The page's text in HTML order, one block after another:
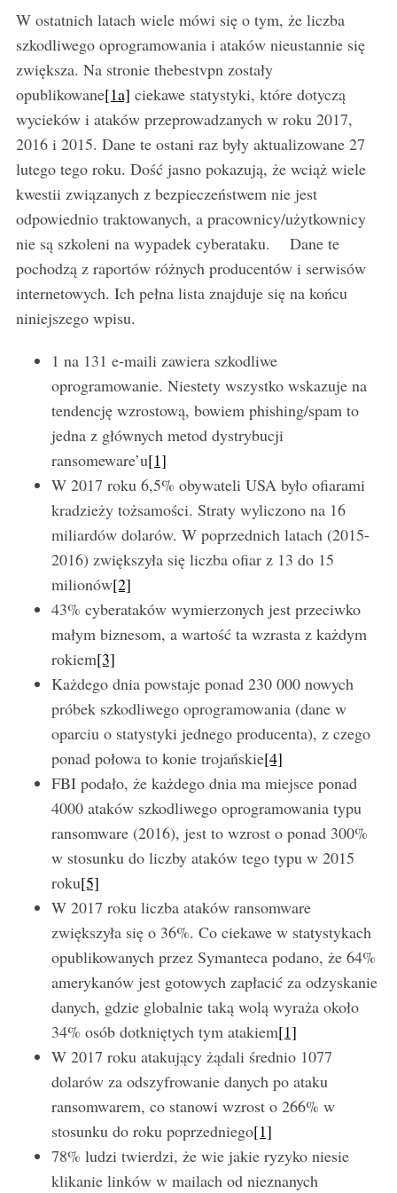
W ostatnich latach wiele mówi się o tym, że liczba
szkodliwego oprogramowania i ataków nieustannie się
zwiększa. Na stronie thebestvpn zostały
opublikowane[1a] ciekawe statystyki, które dotyczą
wycieków i ataków przeprowadzanych w roku 2017,
2016 i 2015. Dane te ostani raz były aktualizowane 27
lutego tego roku. Dość jasno pokazują, że wciąż wiele
kwestii związanych z bezpieczeństwem nie jest
odpowiednio traktowanych, a pracownicy/użytkownicy
nie są szkoleni na wypadek cyberataku. Dane te
pochodzą z raportów różnych producentów i serwisów
internetowych. Ich pełna lista znajduje się na końcu
niniejszego wpisu.
1 na 131 e-maili zawiera szkodliwe
oprogramowanie. Niestety wszystko wskazuje na
tendencję wzrostową, bowiem phishing/spam to
jedna z głównych metod dystrybucji
ransomeware’u[1]
W 2017 roku 6,5% obywateli USA było ofiarami
kradzieży tożsamości. Straty wyliczono na 16
miliardów dolarów. W poprzednich latach (2015-
2016) zwiększyła się liczba ofiar z 13 do 15
milionów[2]
43% cyberataków wymierzonych jest przeciwko
małym biznesom, a wartość ta wzrasta z każdym
rokiem[3]
Każdego dnia powstaje ponad 230 000 nowych
próbek szkodliwego oprogramowania (dane w
oparciu o statystyki jednego producenta), z czego
ponad połowa to konie trojańskie[4]
FBI podało, że każdego dnia ma miejsce ponad
4000 ataków szkodliwego oprogramowania typu
ransomware (2016), jest to wzrost o ponad 300%
w stosunku do liczby ataków tego typu w 2015
roku[5]
W 2017 roku liczba ataków ransomware
zwiększyła się o 36%. Co ciekawe w statystykach
opublikowanych przez Symanteca podano, że 64%
amerykanów jest gotowych zapłacić za odzyskanie
danych, gdzie globalnie taką wolą wyraża około
34% osób dotkniętych tym atakiem[1]
W 2017 roku atakujący żądali średnio 1077
dolarów za odszyfrowanie danych po ataku
ransomwarem, co stanowi wzrost o 266% w
stosunku do roku poprzedniego[1]
78% ludzi twierdzi, że wie jakie ryzyko niesie
klikanie linków w mailach od nieznanych
S
e
c
h